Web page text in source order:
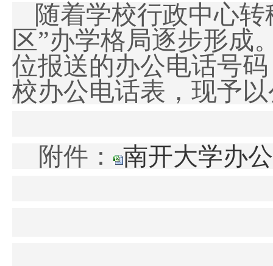
随着学校行政中心
区”办学格局逐步形成
位报送的办公电话号
校办公电话表，现予
附件： 南开大学办